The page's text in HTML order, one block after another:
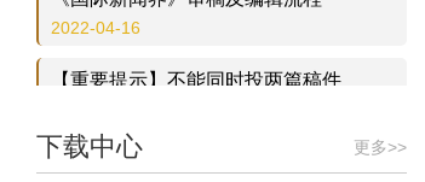
2022-04-16
【重要提示】不能同时投两篇稿件
关于开设马克思主义新闻观研究专栏的通
下载中心 更多>>